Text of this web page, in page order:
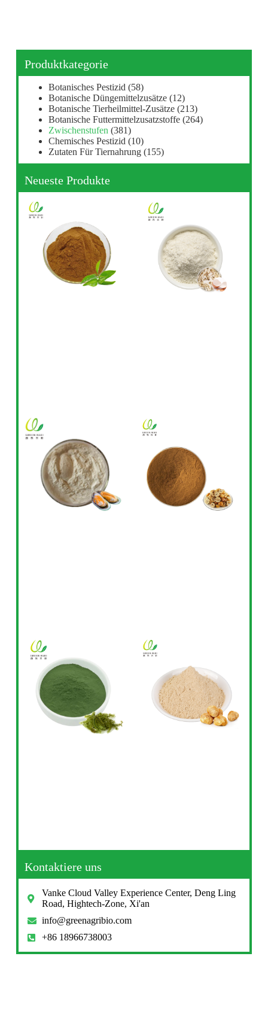
Produktkategorie
Botanisches Pestizid (58)
Botanische Düngemittelzusätze (12)
Botanische Tierheilmittel-Zusätze (213)
Botanische Futtermittelzusatzstoffe (264)
Zwischenstufen (381)
Chemisches Pestizid (10)
Zutaten Für Tiernahrung (155)
Neueste Produkte
Kontaktiere uns
Vanke Cloud Valley Experience Center, Deng Ling
Road, Hightech-Zone, Xi'an
info@greenagribio.com
+86 18966738003